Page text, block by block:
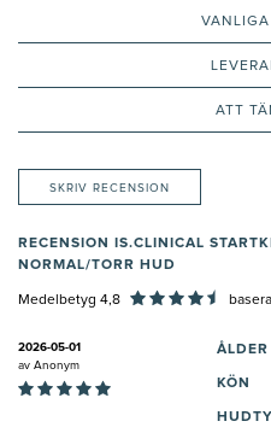
VANLIGA
ATT
SKRIV RECENSION
RECENSION IS.CLINICAL
NORMAL/TORR HUD
Medelbetyg 4,8
2026-05-01
av Anonym
ÅLDER
KÖN